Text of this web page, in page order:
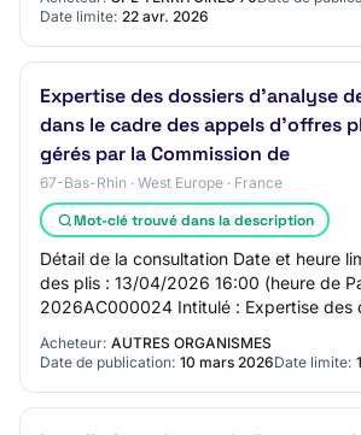
Date limite: 22 avr. 2026
Expertise des dossiers d’analyse
dans le cadre des appels d’offres
gérés par la Commission de
67-Bas-Rhin · West Europe · France
Mot-clé trouvé dans la description
Détail de la consultation Date et heure
des plis : 13/04/2026 16:00 (heure de
2026AC000024 Intitulé : Expertise des
Acheteur: AUTRES ORGANISMES
Date de publication: 10 mars 2026Date limite: